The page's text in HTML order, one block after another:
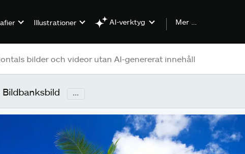
Illustrationer AI-verktyg Mer …
...